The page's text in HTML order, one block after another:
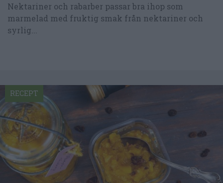
Nektariner och rabarber passar bra ihop som
marmelad med fruktig smak från nektariner och
syrlig...
RECEPT